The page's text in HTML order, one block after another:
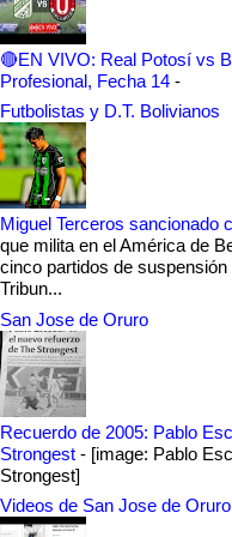
🔴EN VIVO: Real Potosí vs
Profesional, Fecha 14 -
Futbolistas y D.T. Bolivianos
Miguel Terceros sancionado
que milita en el América de
cinco partidos de
Tribun...
San Jose de Oruro
Recuerdo de 2005: Pablo
Strongest - [image: Pablo
Strongest]
Videos de San Jose de Oruro